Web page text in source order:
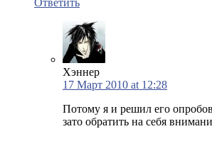
Ответить
Хэннер
17 Март 2010 at 12:28
Потому я и решил его
зато обратить на себя